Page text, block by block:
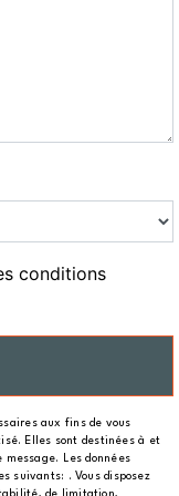
conditions
aux fins de vous
Elles sont destinées à et
Les données
suivants: . Vous disposez
de limitation,